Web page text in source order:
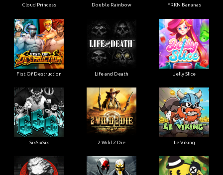
Cloud Princess Double Rainbow FRKN Bananas
Fist Of Destruction Life and Death Jelly Slice
SixSixSix 2 Wild 2 Die Le Viking